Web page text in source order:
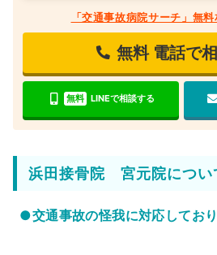
「交通事故病院サーチ」無
無料 電話で
無料 LINEで相談する
浜田接骨院 宮元院につい
●交通事故の怪我に対応してお